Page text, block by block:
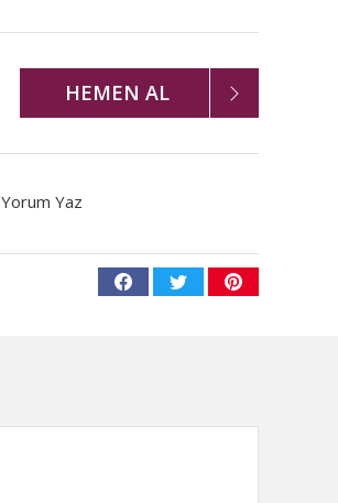
HEMEN AL
Yorum Yaz